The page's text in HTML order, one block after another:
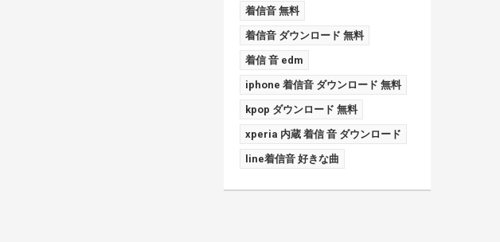
着信音 無料
着信音 ダウンロード 無料
着信 音 edm
iphone 着信音 ダウンロード 無料
kpop ダウンロード 無料
xperia 内蔵 着信 音 ダウンロード
line着信音 好きな曲